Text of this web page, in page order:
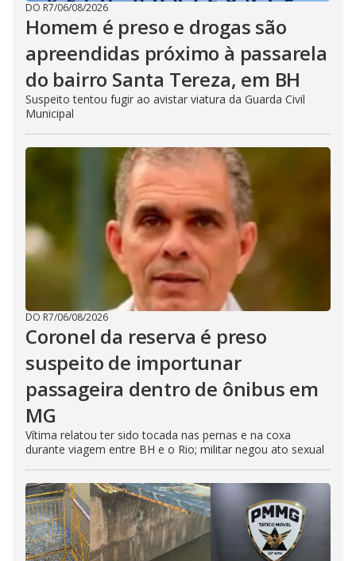
DO R7/06/08/2026
Homem é preso e drogas são
apreendidas próximo à passarela
do bairro Santa Tereza, em BH
Suspeito tentou fugir ao avistar viatura da Guarda Civil
Municipal
DO R7/06/08/2026
Coronel da reserva é preso
suspeito de importunar
passageira dentro de ônibus em
MG
Vítima relatou ter sido tocada nas pernas e na coxa
durante viagem entre BH e o Rio; militar negou ato sexual